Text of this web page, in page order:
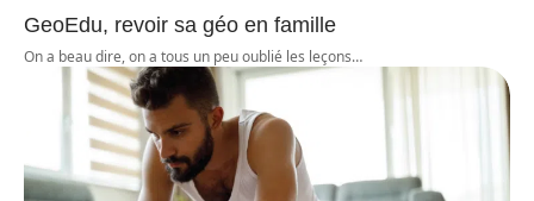
GeoEdu, revoir sa géo en famille
On a beau dire, on a tous un peu oublié les leçons…